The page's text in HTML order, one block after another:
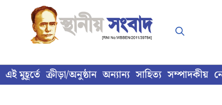
content
এই মুহূর্তে ক্রীড়া/অনুষ্ঠান অন্যান্য সাহিত্য সম্পাদকীয়